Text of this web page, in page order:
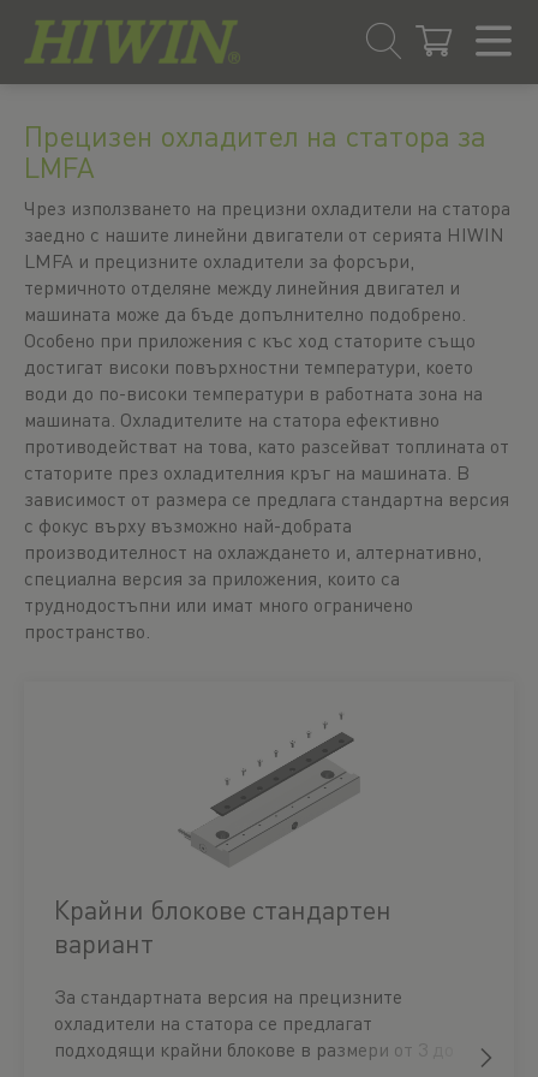
към
съдържанието
към
менюто
навигация
Прецизен охладител на статора за
LMFA
Чрез използването на прецизни охладители на статора
заедно с нашите линейни двигатели от серията HIWIN
LMFA и прецизните охладители за форсъри,
термичното отделяне между линейния двигател и
машината може да бъде допълнително подобрено.
Особено при приложения с къс ход статорите също
достигат високи повърхностни температури, което
води до по-високи температури в работната зона на
машината. Охладителите на статора ефективно
противодействат на това, като разсейват топлината от
статорите през охладителния кръг на машината. В
зависимост от размера се предлага стандартна версия
с фокус върху възможно най-добрата
производителност на охлаждането и, алтернативно,
специална версия за приложения, които са
труднодостъпни или имат много ограничено
пространство.
Крайни блокове стандартен
вариант
За стандартната версия на прецизните
охладители на статора се предлагат
подходящи крайни блокове в размери от 3 до